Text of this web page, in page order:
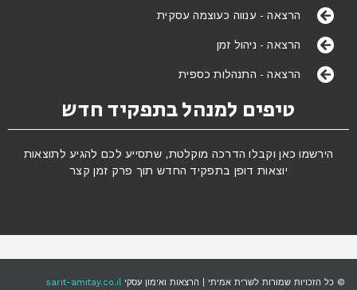
הרצאה - ענווה כעוצמה עסקית
הרצאה - ניהול זמן
הרצאה - התנהלות כספית
טיפים למנהל בתפקיד חדש
הירשמו כאן וקבלו הדרכה מוקלטת, שתסייע לכם להגיע לתוצאות
יוצאות דופן בתפקיד החדש תוך פרק זמן קצר
© כל הזכויות שמורות לשרית אמיתי | הרצאות ואימון עסקיsarit-amitay.co.il